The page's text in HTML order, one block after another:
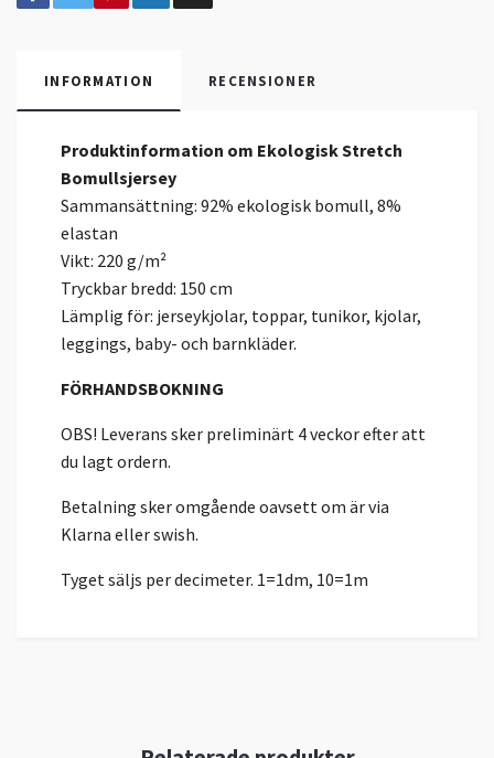
INFORMATION RECENSIONER
Produktinformation om Ekologisk Stretch
Bomullsjersey
Sammansättning: 92% ekologisk bomull, 8%
elastan
Vikt: 220 g/m²
Tryckbar bredd: 150 cm
Lämplig för: jerseykjolar, toppar, tunikor, kjolar,
leggings, baby- och barnkläder.
FÖRHANDSBOKNING
OBS! Leverans sker preliminärt 4 veckor efter att
du lagt ordern.
Betalning sker omgående oavsett om är via
Klarna eller swish.
Tyget säljs per decimeter. 1=1dm, 10=1m